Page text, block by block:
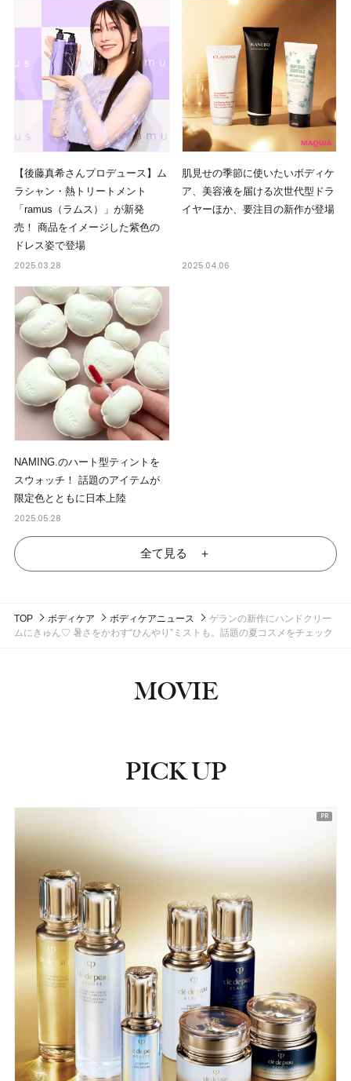
【後藤真希さんプロデュース】ム
ラシャン・熱トリートメント
「ramus（ラムス）」が新発
売！ 商品をイメージした紫色の
ドレス姿で登場
2025.03.28
肌見せの季節に使いたいボディケ
ア、美容液を届ける次世代型ドラ
イヤーほか、要注目の新作が登場
2025.04.06
NAMING.のハート型ティントを
スウォッチ！ 話題のアイテムが
限定色とともに日本上陸
2025.05.28
全て見る ＋
TOP ボディケア ボディケアニュース
ゲランの新作にハンドクリー
ムにきゅん♡ 暑さをかわす“ひんやり”ミストも。話題の夏コスメをチェック
MOVIE
PICK UP